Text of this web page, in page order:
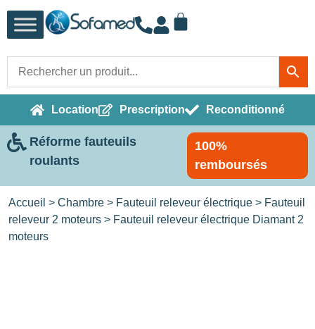
Location Prescription Reconditionné
Réforme fauteuils
roulants
100%
remboursés
Accueil > Chambre > Fauteuil releveur électrique > Fauteuil
releveur 2 moteurs > Fauteuil releveur électrique Diamant 2
moteurs